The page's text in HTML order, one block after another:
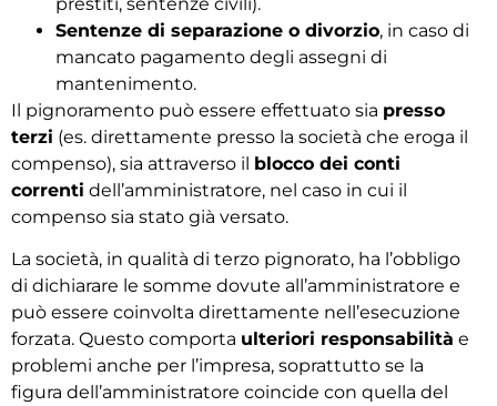
Sentenze di separazione o divorzio, in caso di
mancato pagamento degli assegni di
mantenimento.
Il pignoramento può essere effettuato sia presso
terzi (es. direttamente presso la società che eroga il
compenso), sia attraverso il blocco dei conti
correnti dell’amministratore, nel caso in cui il
compenso sia stato già versato.
La società, in qualità di terzo pignorato, ha l’obbligo
di dichiarare le somme dovute all’amministratore e
può essere coinvolta direttamente nell’esecuzione
forzata. Questo comporta ulteriori responsabilità e
problemi anche per l’impresa, soprattutto se la
figura dell’amministratore coincide con quella del